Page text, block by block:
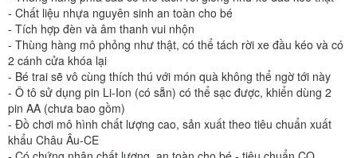
- Chất liệu nhựa nguyên sinh an toàn cho bé
- Tích hợp đèn và âm thanh vui nhộn
- Thùng hàng mô phỏng như thật, có thể tách rời xe đầu kéo và có
2 cánh cửa khóa lại
- Bé trai sẽ vô cùng thích thú với món quà không thể ngờ tới này
- Ô tô sử dụng pin Li-Ion (có sẵn) có thể sạc được, khiển dùng 2
pin AA (chưa bao gồm)
- Đồ chơi mô hình chất lượng cao, sản xuất theo tiêu chuẩn xuất
khẩu Châu Âu-CE